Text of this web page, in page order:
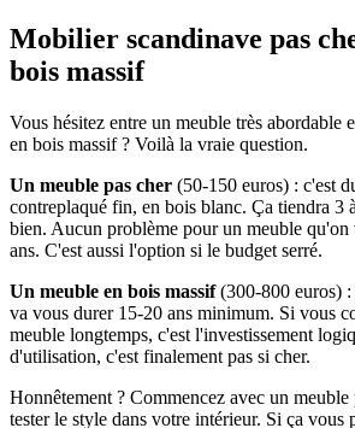
Mobilier scandinave pas
bois massif
Vous hésitez entre un meuble très abordable
en bois massif ? Voilà la vraie question.
Un meuble pas cher (50-150 euros) : c'est
contreplaqué fin, en bois blanc. Ça tiendra 3
bien. Aucun problème pour un meuble qu'on
ans. C'est aussi l'option si le budget serré.
Un meuble en bois massif(300-800 euros) :
va vous durer 15-20 ans minimum. Si vous
meuble longtemps, c'est l'investissement
d'utilisation, c'est finalement pas si cher.
Honnêtement ? Commencez avec un
tester le style dans votre intérieur. Si ça vous